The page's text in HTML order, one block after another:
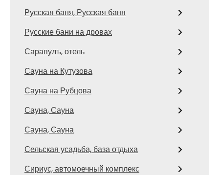
Русская баня, Русская баня
Русские бани на дровах
Сарапулъ, отель
Сауна на Кутузова
Сауна на Рубцова
Сауна, Сауна
Сауна, Сауна
Сельская усадьба, база отдыха
Сириус, автомоечный комплекс